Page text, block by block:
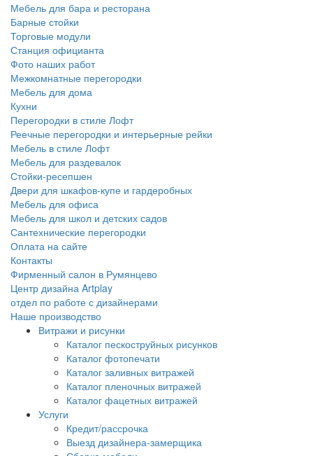
Мебель для бара и ресторана
Барные стойки
Торговые модули
Станция официанта
Фото наших работ
Межкомнатные перегородки
Мебель для дома
Кухни
Перегородки в стиле Лофт
Реечные перегородки и интерьерные рейки
Мебель в стиле Лофт
Мебель для раздевалок
Стойки-ресепшен
Двери для шкафов-купе и гардеробных
Мебель для офиса
Мебель для школ и детских садов
Сантехнические перегородки
Оплата на сайте
Контакты
Фирменный салон в Румянцево
Центр дизайна Artplay
отдел по работе с дизайнерами
Наше производство
Витражи и рисунки
Каталог пескоструйных рисунков
Каталог фотопечати
Каталог заливных витражей
Каталог пленочных витражей
Каталог фацетных витражей
Услуги
Кредит/рассрочка
Выезд дизайнера-замерщика